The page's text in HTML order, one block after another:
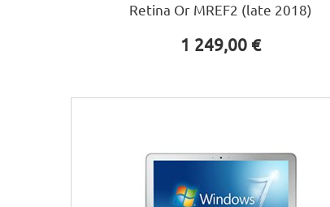
Retina Or MREF2 (late 2018)
1 249,00 €